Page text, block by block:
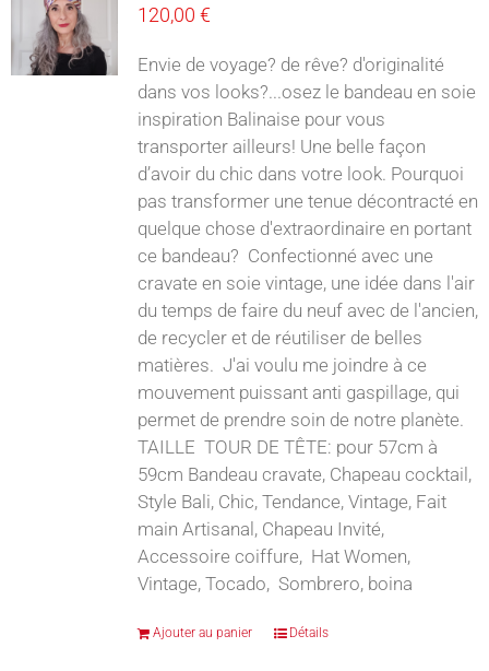
120,00 €
Envie de voyage? de rêve? d'originalité
dans vos looks?...osez le bandeau en soie
inspiration Balinaise pour vous
transporter ailleurs! Une belle façon
d’avoir du chic dans votre look. Pourquoi
pas transformer une tenue décontracté en
quelque chose d'extraordinaire en portant
ce bandeau? Confectionné avec une
cravate en soie vintage, une idée dans l'air
du temps de faire du neuf avec de l'ancien,
de recycler et de réutiliser de belles
matières. J'ai voulu me joindre à ce
mouvement puissant anti gaspillage, qui
permet de prendre soin de notre planète.
TAILLE TOUR DE TÊTE: pour 57cm à
59cm Bandeau cravate, Chapeau cocktail,
Style Bali, Chic, Tendance, Vintage, Fait
main Artisanal, Chapeau Invité,
Accessoire coiffure, Hat Women,
Vintage, Tocado, Sombrero, boina
Ajouter au panier Détails